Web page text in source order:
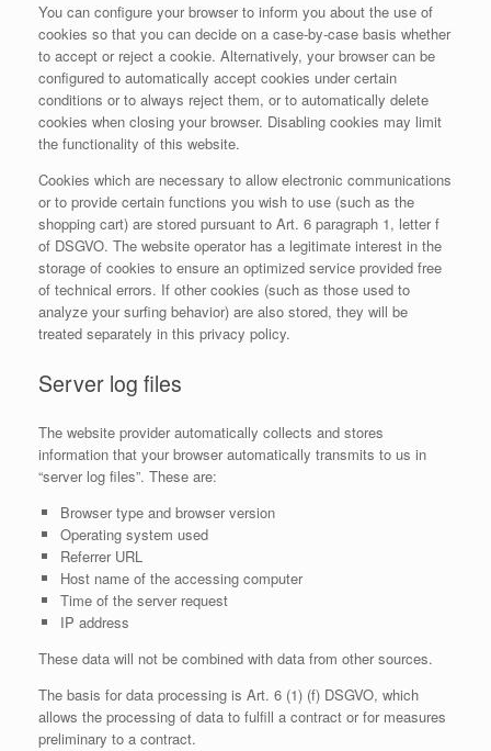
You can configure your browser to inform you about the use of
cookies so that you can decide on a case-by-case basis whether
to accept or reject a cookie. Alternatively, your browser can be
configured to automatically accept cookies under certain
conditions or to always reject them, or to automatically delete
cookies when closing your browser. Disabling cookies may limit
the functionality of this website.
Cookies which are necessary to allow electronic communications
or to provide certain functions you wish to use (such as the
shopping cart) are stored pursuant to Art. 6 paragraph 1, letter f
of DSGVO. The website operator has a legitimate interest in the
storage of cookies to ensure an optimized service provided free
of technical errors. If other cookies (such as those used to
analyze your surfing behavior) are also stored, they will be
treated separately in this privacy policy.
Server log files
The website provider automatically collects and stores
information that your browser automatically transmits to us in
“server log files”. These are:
Browser type and browser version
Operating system used
Referrer URL
Host name of the accessing computer
Time of the server request
IP address
These data will not be combined with data from other sources.
The basis for data processing is Art. 6 (1) (f) DSGVO, which
allows the processing of data to fulfill a contract or for measures
preliminary to a contract.